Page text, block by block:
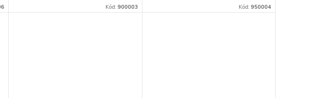
Kód: 900003 Kód: 950004